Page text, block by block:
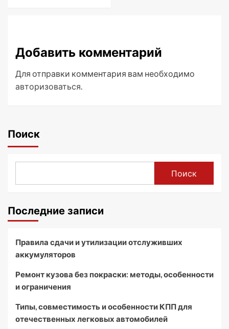
Добавить комментарий
Для отправки комментария вам необходимо
авторизоваться.
Поиск
Поиск
Последние записи
Правила сдачи и утилизации отслуживших
аккумуляторов
Ремонт кузова без покраски: методы, особенности
и ограничения
Типы, совместимость и особенности КПП для
отечественных легковых автомобилей